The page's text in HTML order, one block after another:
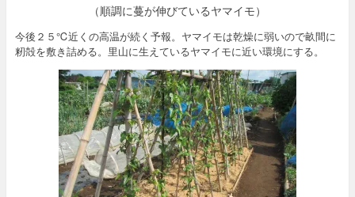
（順調に蔓が伸びているヤマイモ）
今後２５℃近くの高温が続く予報。ヤマイモは乾燥に弱いので畝間に
籾殻を敷き詰める。里山に生えているヤマイモに近い環境にする。